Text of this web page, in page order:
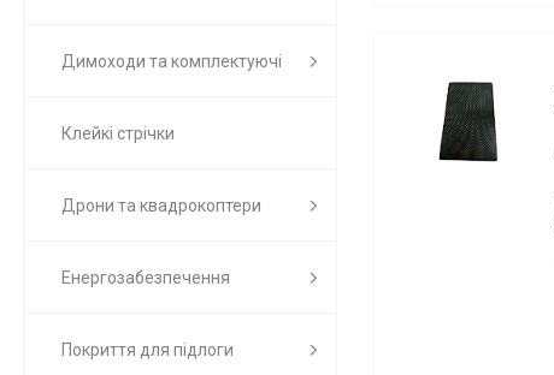
Димоходи та комплектуючі
Клейкі стрічки
Дрони та квадрокоптери
Енергозабезпечення
Покриття для підлоги